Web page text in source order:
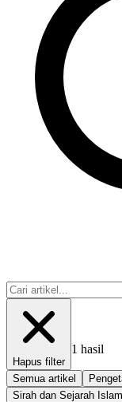
Hapus filter
1 hasil
Semua artikel
Sirah dan Sejarah Islam